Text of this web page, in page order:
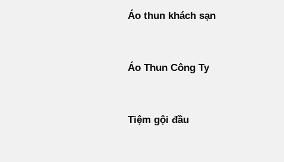
Áo thun khách sạn
Áo Thun Công Ty
Tiệm gội đầu